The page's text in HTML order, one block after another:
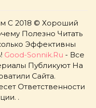
С 2018 © Хороший
Полезно Читать
Эффективны
Good-Sonnik.ru - Все
Публикуют На
Сайта.
Ответственности
.